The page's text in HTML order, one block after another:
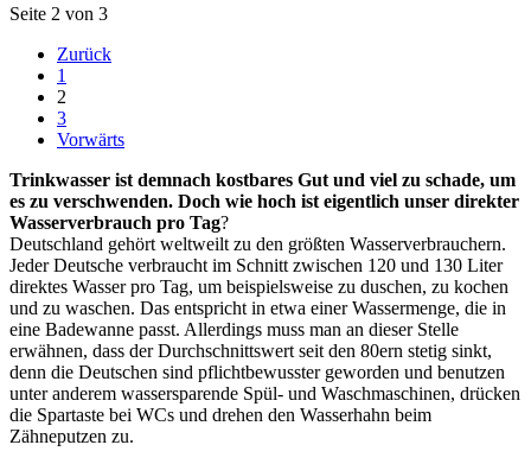
Seite 2 von 3
Zurück
1
2
3
Vorwärts
Trinkwasser ist demnach kostbares Gut und viel zu schade, um
es zu verschwenden. Doch wie hoch ist eigentlich unser direkter
Wasserverbrauch pro Tag?
Deutschland gehört weltweilt zu den größten Wasserverbrauchern.
Jeder Deutsche verbraucht im Schnitt zwischen 120 und 130 Liter
direktes Wasser pro Tag, um beispielsweise zu duschen, zu kochen
und zu waschen. Das entspricht in etwa einer Wassermenge, die in
eine Badewanne passt. Allerdings muss man an dieser Stelle
erwähnen, dass der Durchschnittswert seit den 80ern stetig sinkt,
denn die Deutschen sind pflichtbewusster geworden und benutzen
unter anderem wassersparende Spül- und Waschmaschinen, drücken
die Spartaste bei WCs und drehen den Wasserhahn beim
Zähneputzen zu.